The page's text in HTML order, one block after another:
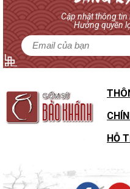
Cập nhật thông tin
Hưởng quyền
HỖ